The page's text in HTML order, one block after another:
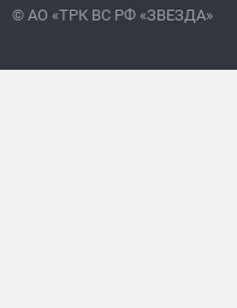
© АО «ТРК ВС РФ «ЗВЕЗДА»